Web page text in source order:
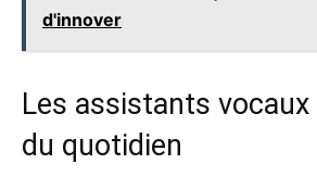
d'innover
Les assistants vocaux
du quotidien